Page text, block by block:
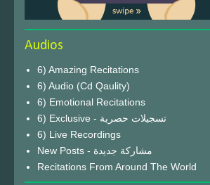
Audios
6) Amazing Recitations
6) Audio (Cd Qaulity)
6) Emotional Recitations
6) Exclusive - تسجيلات حصرية
6) Live Recordings
New Posts - مشاركة جديدة
Recitations From Around The World